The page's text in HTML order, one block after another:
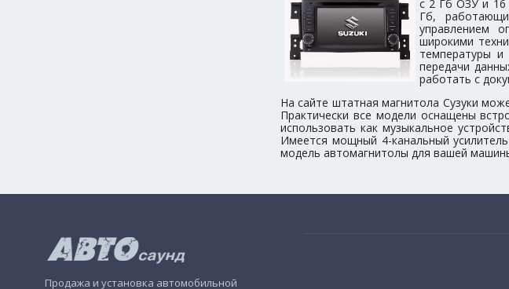
с 2 Гб ОЗУ и 16
Гб,
управлением
широкими
температуры
передачи
работать с
На сайте штатная магнитола Сузуки
Практически все модели оснащены
использовать как музыкальное
Имеется мощный 4-канальный
модель автомагнитолы для вашей
Продажа и установка автомобильной